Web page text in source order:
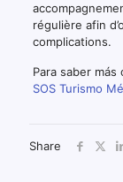
régulière afin
complications.
Para saber
SOS Turismo
Share